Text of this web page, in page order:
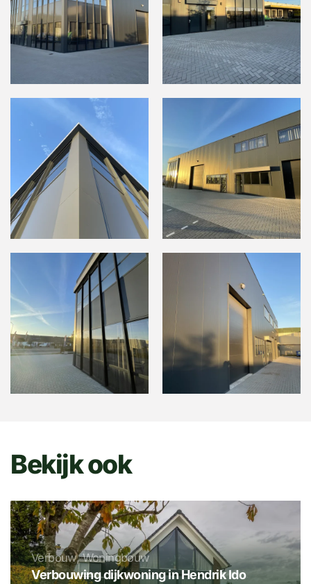
Bekijk ook
Verbouw, Woningbouw
Verbouwing dijkwoning in Hendrik Ido